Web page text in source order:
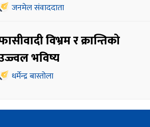
जनमेल संवाददाता
विभ्रम र क्रान्तिको
भविष्य
धर्मेन्द्र बास्तोला